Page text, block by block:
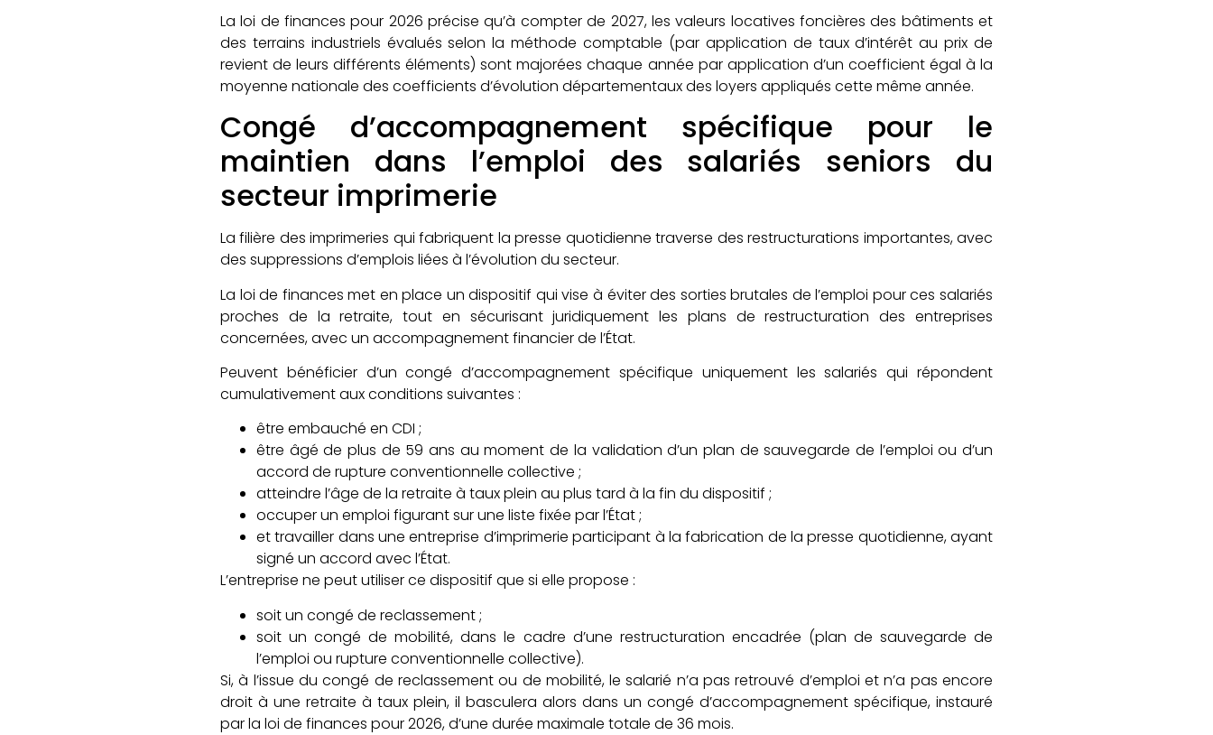
La loi de finances pour 2026 précise qu’à compter de 2027, les valeurs locatives foncières des bâtiments et
des terrains industriels évalués selon la méthode comptable (par application de taux d’intérêt au prix de
revient de leurs différents éléments) sont majorées chaque année par application d’un coefficient égal à la
moyenne nationale des coefficients d’évolution départementaux des loyers appliqués cette même année.
Congé d’accompagnement spécifique pour le
maintien dans l’emploi des salariés seniors du
secteur imprimerie
La filière des imprimeries qui fabriquent la presse quotidienne traverse des restructurations importantes, avec
des suppressions d’emplois liées à l’évolution du secteur.
La loi de finances met en place un dispositif qui vise à éviter des sorties brutales de l’emploi pour ces salariés
proches de la retraite, tout en sécurisant juridiquement les plans de restructuration des entreprises
concernées, avec un accompagnement financier de l’État.
Peuvent bénéficier d’un congé d’accompagnement spécifique uniquement les salariés qui répondent
cumulativement aux conditions suivantes :
être embauché en CDI ;
être âgé de plus de 59 ans au moment de la validation d’un plan de sauvegarde de l’emploi ou d’un
accord de rupture conventionnelle collective ;
atteindre l’âge de la retraite à taux plein au plus tard à la fin du dispositif ;
occuper un emploi figurant sur une liste fixée par l’État ;
et travailler dans une entreprise d’imprimerie participant à la fabrication de la presse quotidienne, ayant
signé un accord avec l’État.
L’entreprise ne peut utiliser ce dispositif que si elle propose :
soit un congé de reclassement ;
soit un congé de mobilité, dans le cadre d’une restructuration encadrée (plan de sauvegarde de
l’emploi ou rupture conventionnelle collective).
Si, à l’issue du congé de reclassement ou de mobilité, le salarié n’a pas retrouvé d’emploi et n’a pas encore
droit à une retraite à taux plein, il basculera alors dans un congé d’accompagnement spécifique, instauré
par la loi de finances pour 2026, d’une durée maximale totale de 36 mois.